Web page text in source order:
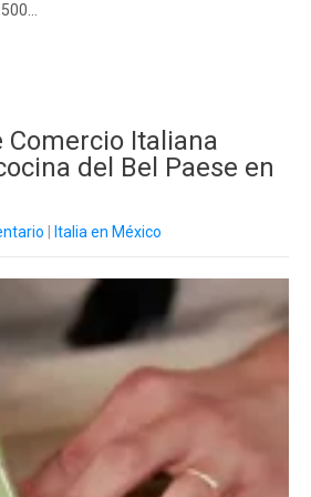
Comercio Italiana
del Bel Paese en
Italia en México